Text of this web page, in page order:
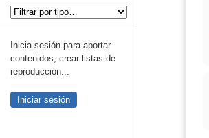
Inicia sesión para aportar
contenidos, crear listas de
reproducción...
Iniciar sesión